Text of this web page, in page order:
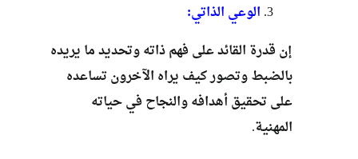
الوعي الذاتي:
إن قدرة القائد على فهم ذاته وتحديد ما يريده
بالضبط وتصور كيف يراه الآخرون تساعده
على تحقيق أهدافه والنجاح في حياته
المهنية.